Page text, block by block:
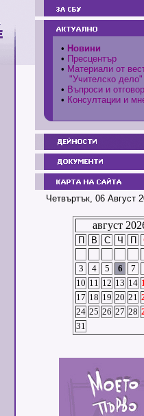
• Новини
• Пресцентър
• Материали от
"Учителско дело"
• Въпроси и
• Консултации и
Четвъртък, 06 Август
август
П В С Ч П
3
4 5 6 7
10 11 12 13 14
17 18 19 20 21
24 25 26 27 28
31